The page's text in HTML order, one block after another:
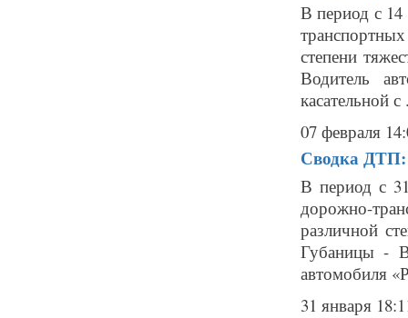
В период с 14
степени
Водитель
касательной с
07 февраля
Сводка ДТП:
В период с
дорожно-
различной
Губаницы -
автомобиля
31 января